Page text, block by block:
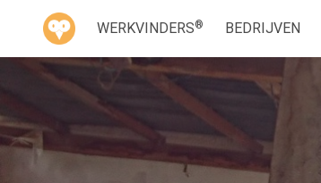
WERKVINDERS® BEDRIJVEN